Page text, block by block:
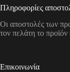
Πληροφορίες
Οι αποστολές των
τον πελάτη το προϊόν
Επικοινωνία